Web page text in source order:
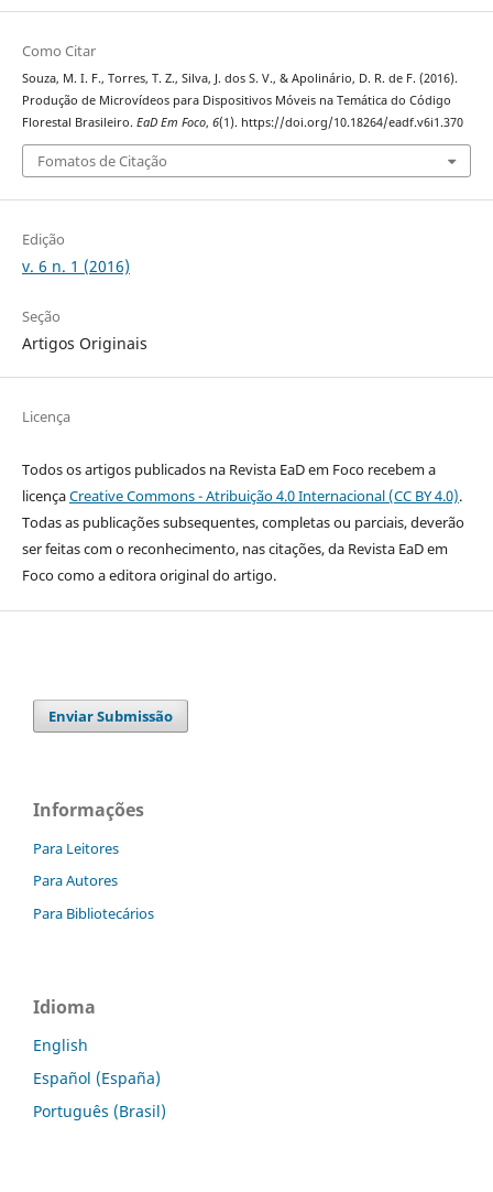
Como Citar
Souza, M. I. F., Torres, T. Z., Silva, J. dos S. V., & Apolinário, D. R. de F. (2016).
Produção de Microvídeos para Dispositivos Móveis na Temática do Código
Florestal Brasileiro. EaD Em Foco, 6(1). https://doi.org/10.18264/eadf.v6i1.370
Fomatos de Citação
Edição
v. 6 n. 1 (2016)
Seção
Artigos Originais
Licença
Todos os artigos publicados na Revista EaD em Foco recebem a
licençaCreative Commons - Atribuição 4.0 Internacional (CC BY 4.0).
Todas as publicações subsequentes, completas ou parciais, deverão
ser feitas com o reconhecimento, nas citações, da Revista EaD em
Foco como a editora original do artigo.
Enviar Submissão
Informações
Para Leitores
Para Autores
Para Bibliotecários
Idioma
English
Español (España)
Português (Brasil)